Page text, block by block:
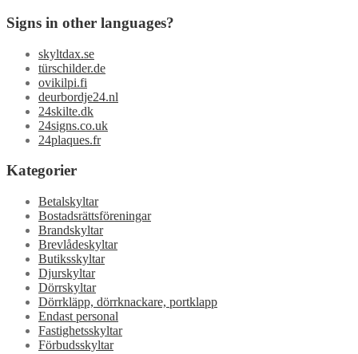
Signs in other languages?
skyltdax.se
türschilder.de
ovikilpi.fi
deurbordje24.nl
24skilte.dk
24signs.co.uk
24plaques.fr
Kategorier
Betalskyltar
Bostadsrättsföreningar
Brandskyltar
Brevlådeskyltar
Butiksskyltar
Djurskyltar
Dörrskyltar
Dörrkläpp, dörrknackare, portklapp
Endast personal
Fastighetsskyltar
Förbudsskyltar